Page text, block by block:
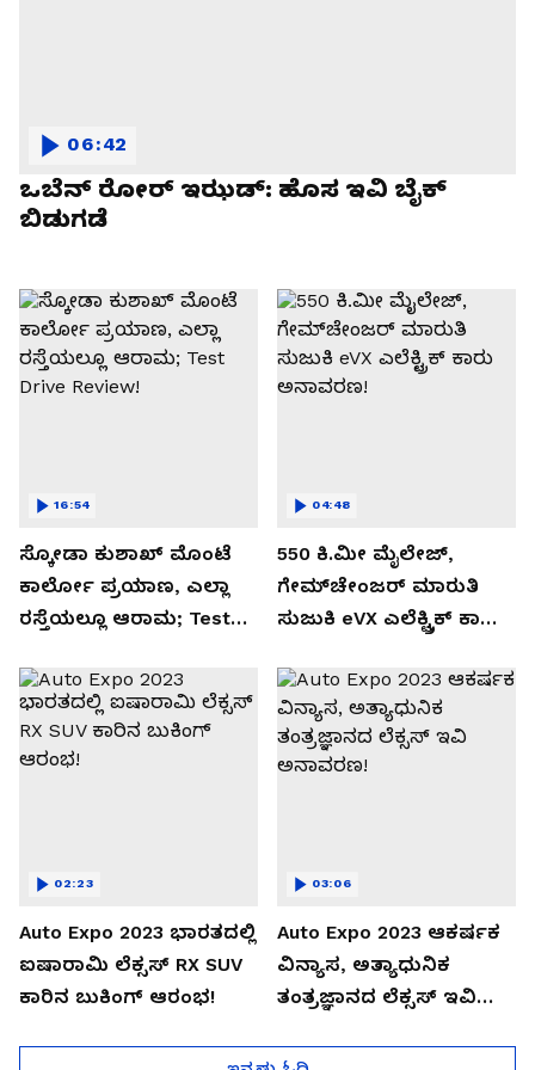
ಒಬೆನ್ ರೋರ್ ಇಝಡ್: ಹೊಸ ಇವಿ ಬೈಕ್
ಬಿಡುಗಡೆ
06:42
ಸ್ಕೋಡಾ ಕುಶಾಖ್ ಮೊಂಟೆ
ಕಾರ್ಲೋ ಪ್ರಯಾಣ, ಎಲ್ಲಾ
ರಸ್ತೆಯಲ್ಲೂ ಆರಾಮ; Test
16:54
550 ಕಿ.ಮೀ ಮೈಲೇಜ್,
ಗೇಮ್‌ಚೇಂಜರ್ ಮಾರುತಿ
ಸುಜುಕಿ eVX ಎಲೆಕ್ಟ್ರಿಕ್ ಕಾರು
04:48
Auto Expo 2023 ಭಾರತದಲ್ಲಿ
ಐಷಾರಾಮಿ ಲೆಕ್ಸಸ್ RX SUV
ಕಾರಿನ ಬುಕಿಂಗ್ ಆರಂಭ!
02:23
Auto Expo 2023 ಆಕರ್ಷಕ
ವಿನ್ಯಾಸ, ಅತ್ಯಾಧುನಿಕ
ತಂತ್ರಜ್ಞಾನದ ಲೆಕ್ಸಸ್ ಇವಿ
03:06